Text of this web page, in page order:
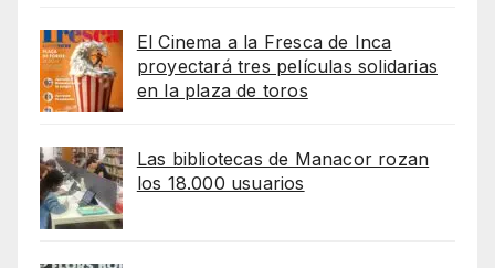
El Cinema a la Fresca de Inca
proyectará tres películas solidarias
en la plaza de toros
Las bibliotecas de Manacor rozan
los 18.000 usuarios